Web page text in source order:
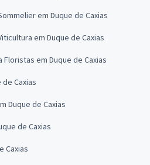
em Duque de Caxias
em Duque de Caxias
em Duque de Caxias
Caxias
Duque de Caxias
de Caxias
Caxias